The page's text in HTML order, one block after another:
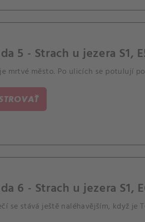
5 - Strach u jezera S1,
mrtvé město. Po ulicích se potulují
6 - Strach u jezera S1,
se stává ještě naléhavějším, když je